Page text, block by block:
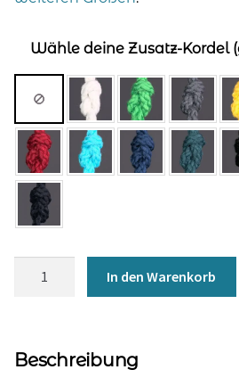
Wähle deine Zusatz-Kordel
chili
In den Warenkorb
Beschreibung